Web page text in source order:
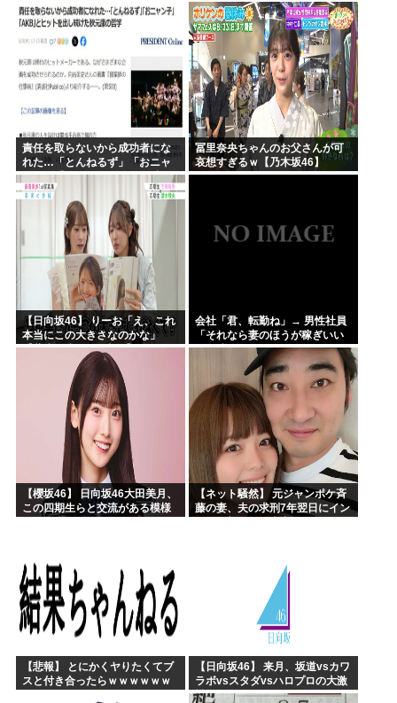
を踏むな！」→広島県民「お前
らの方が汚いんじゃ！」「ワシ
らが広島県民じゃ」
責任を取らないから成功者にな
れた…「とんねるず」「おニャ
ン子」「AKB」とヒットを出し
続けた秋元康の哲学！！！
冨里奈央ちゃんのお父さんが可
哀想すぎるｗ【乃木坂46】
【日向坂46】 りーお「え、これ
本当にこの大きさなのかな」
【藤嶌果歩 1st写真集】
会社「君、転勤ね」→ 男性社員
「それなら妻のほうが稼ぎいい
んで辞めます」⇒ 結果・・・
【櫻坂46】 日向坂46大田美月、
この四期生らと交流がある模様
【ネット騒然】 元ジャンポケ斉
藤の妻、夫の求刑7年翌日にイン
【悲報】 とにかくヤりたくてブ
スと付き合ったらｗｗｗｗｗｗ
【日向坂46】 来月、坂道vsカワ
ラボvsスタダvsハロプロの大激
戦